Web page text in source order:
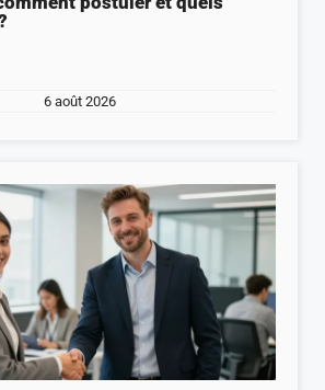
6 août 2026